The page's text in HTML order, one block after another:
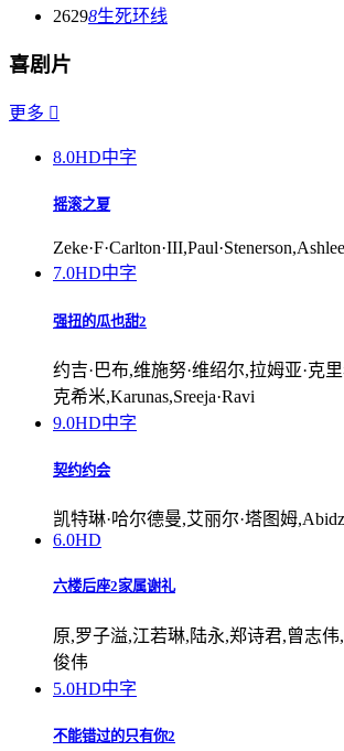
26298生死环线
喜剧片
更多 
8.0HD中字
摇滚之夏
7.0HD中字
强扭的瓜也甜2
约吉·巴布,维施努·维绍尔,拉姆亚·克
克希米,Karunas,Sreeja·Ravi
9.0HD中字
契约约会
凯特琳·哈尔德曼,艾丽尔·塔图姆
6.0HD
六楼后座2家属谢礼
原,罗子溢,江若琳,陆永,郑诗君,曾志伟
俊伟
5.0HD中字
不能错过的只有你2